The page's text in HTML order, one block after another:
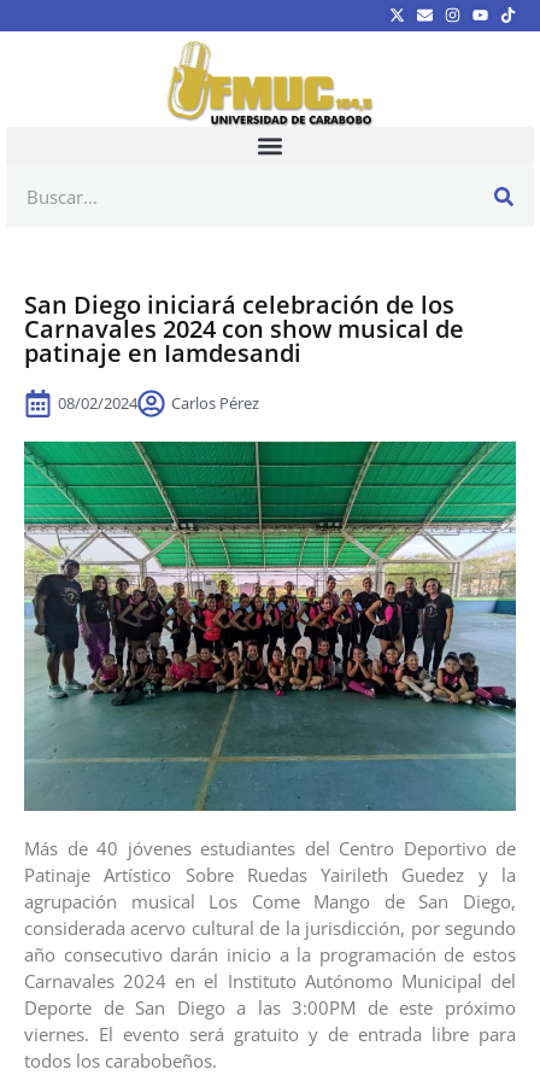
San Diego iniciará celebración de los
Carnavales 2024 con show musical de
patinaje en Iamdesandi
08/02/2024 Carlos Pérez
Más de 40 jóvenes estudiantes del Centro Deportivo de
Patinaje Artístico Sobre Ruedas Yairileth Guedez y la
agrupación musical Los Come Mango de San Diego,
considerada acervo cultural de la jurisdicción, por segundo
año consecutivo darán inicio a la programación de estos
Carnavales 2024 en el Instituto Autónomo Municipal del
Deporte de San Diego a las 3:00PM de este próximo
viernes. El evento será gratuito y de entrada libre para
todos los carabobeños.